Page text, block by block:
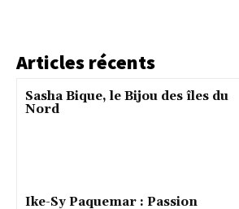
Articles récents
Sasha Bique, le Bijou des îles du
Nord
Ike-Sy Paquemar : Passion